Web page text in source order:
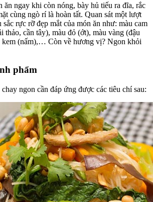
ăn ngay khi còn nóng, bày hủ tiếu ra đĩa, rắc
cùng ngò rí là hoàn tất. Quan sát một lượt
sắc rực rỡ đẹp mắt của món ăn như: màu cam
thảo, cần tây), màu đỏ (ớt), màu vàng (đậu
kem (nấm),… Còn về hương vị? Ngon khỏi
phẩm
ngon cần đáp ứng được các tiêu chí sau: